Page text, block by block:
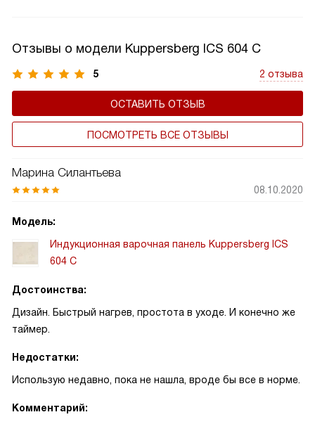
Отзывы о модели Kuppersberg ICS 604 C
5 2 отзыва
ОСТАВИТЬ ОТЗЫВ
ПОСМОТРЕТЬ ВСЕ ОТЗЫВЫ
Марина Силантьева
08.10.2020
Модель:
Индукционная варочная панель Kuppersberg ICS
604 C
Достоинства:
Дизайн. Быстрый нагрев, простота в уходе. И конечно же
таймер.
Недостатки:
Использую недавно, пока не нашла, вроде бы все в норме.
Комментарий: